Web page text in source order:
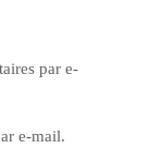
par e-
e-mail.